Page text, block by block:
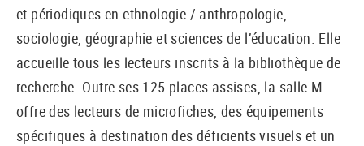
et périodiques en ethnologie / anthropologie,
sociologie, géographie et sciences de l’éducation. Elle
accueille tous les lecteurs inscrits à la bibliothèque de
recherche. Outre ses 125 places assises, la salle M
offre des lecteurs de microfiches, des équipements
spécifiques à destination des déficients visuels et un